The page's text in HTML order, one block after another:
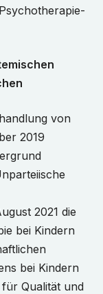
von
2019
2021 die
bei Kindern
bei Kindern
Qualität und